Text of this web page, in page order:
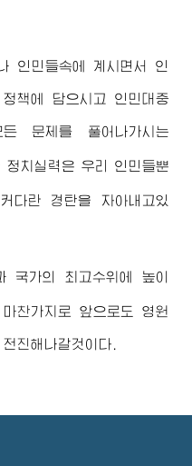
인민들속에 계시면서 인
책에 담으시고 인민대중
문제를 풀어나가시는
정치실력은 우리 인민들뿐
다란 경탄을 자아내고있
국가의 최고수위에 높이
찬가지로 앞으로도 영원
진해나갈것이다.